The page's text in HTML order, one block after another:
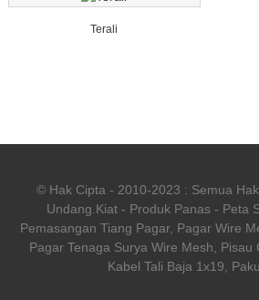
Terali
© Hak Cipta - 2010-2023 : Semua
Undang. Kiat- Produk Panas- Peta
Pemasangan Tiang Pagar, Pagar Wire
Pagar Tenaga Surya Wire Mesh
Pisau
Kabel Tali Baja 1x19